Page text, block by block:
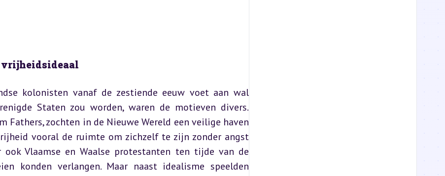
vrijheidsideaal
kolonisten vanaf de zestiende eeuw voet aan wal
Staten zou worden, waren de motieven divers.
Fathers, zochten in de Nieuwe Wereld een veilige haven
vooral de ruimte om zichzelf te zijn zonder angst
Vlaamse en Waalse protestanten ten tijde van de
konden verlangen. Maar naast idealisme speelden